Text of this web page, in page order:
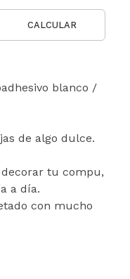
CALCULAR
blanco /
de algo dulce.
decorar tu compu,
a día.
con mucho